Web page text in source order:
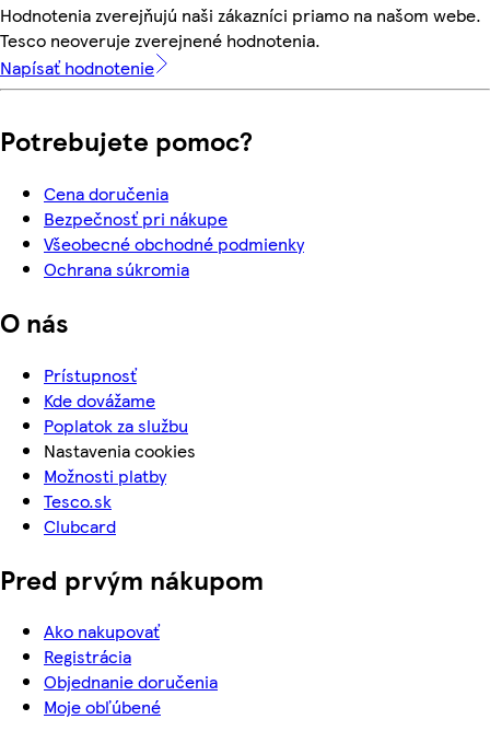
Hodnotenia zverejňujú naši zákazníci priamo na našom webe.
Tesco neoveruje zverejnené hodnotenia.
Napísať hodnotenie
Potrebujete pomoc?
Cena doručenia
Bezpečnosť pri nákupe
Všeobecné obchodné podmienky
Ochrana súkromia
O nás
Prístupnosť
Kde dovážame
Poplatok za službu
Nastavenia cookies
Možnosti platby
Tesco.sk
Clubcard
Pred prvým nákupom
Ako nakupovať
Registrácia
Objednanie doručenia
Moje obľúbené